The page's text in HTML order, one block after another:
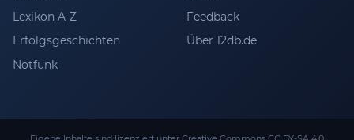
Lexikon A-Z
Erfolgsgeschichten
Notfunk
Feedback
Über 12db.de